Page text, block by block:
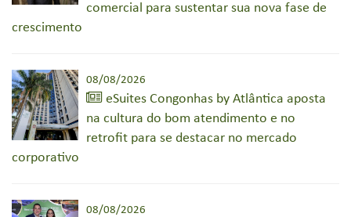
comercial para sustentar sua nova fase de
crescimento
08/08/2026
eSuites Congonhas by Atlântica aposta
na cultura do bom atendimento e no
retrofit para se destacar no mercado
corporativo
08/08/2026